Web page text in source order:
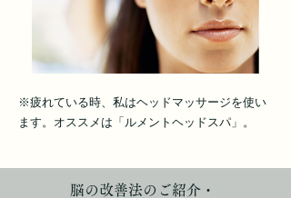
※疲れている時、私はヘッドマッサージを使い
ます。オススメは「ルメントヘッドスパ」。
脳の改善法のご紹介・